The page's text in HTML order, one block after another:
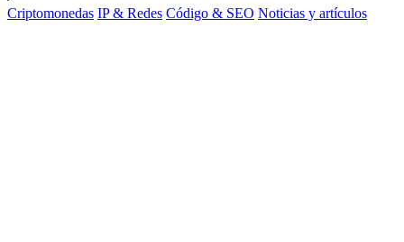
Criptomonedas IP & Redes Código & SEO Noticias y artículos